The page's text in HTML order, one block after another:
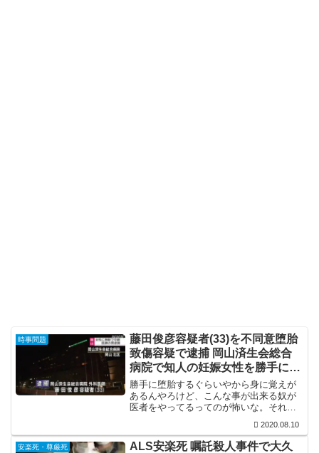
時事問題
藤田俊彦容疑者(33)を不同意堕胎
致傷容疑で逮捕 岡山済生会総合
病院で知人の妊娠女性を勝手に堕
胎 Facebook特定
勝手に堕胎するぐらいやから身に覚えが
あるんやろけど、こんな事が出来る奴が
医者をやってるってのが怖いな。それに
理解に苦しむけど、ここは2ヶ月の胎児で
も殺人にして欲しいもんですな。
2020.08.10
安楽死・尊厳死
ALS安楽死 嘱託殺人事件で大久